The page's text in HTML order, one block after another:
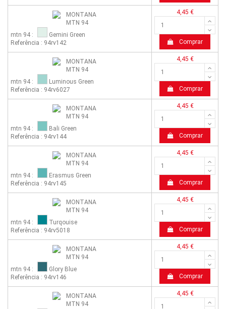
mtn 94 :
Gemini Green
Referência : 94rv142
4,45 €
Comprar
mtn 94 :
Luminous Green
Referência : 94rv6027
4,45 €
Comprar
mtn 94 :
Bali Green
Referência : 94rv144
4,45 €
Comprar
mtn 94 :
Erasmus Green
Referência : 94rv145
4,45 €
Comprar
mtn 94 :
Turqouise
Referência : 94rv5018
4,45 €
Comprar
mtn 94 :
Glory Blue
Referência : 94rv146
4,45 €
Comprar
4,45 €